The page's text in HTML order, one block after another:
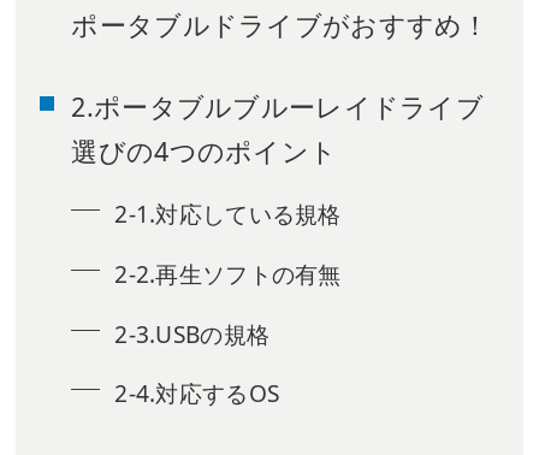
ポータブルドライブがおすすめ！
2.ポータブルブルーレイドライブ
選びの4つのポイント
2-1.対応している規格
2-2.再生ソフトの有無
2-3.USBの規格
2-4.対応するOS